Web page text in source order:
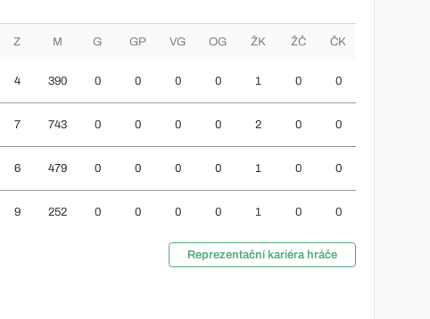
Z M G GP VG OG ŽK ŽČ ČK
4 390 0 0 0 0 1 0 0
7 743 0 0 0 0 2 0 0
6 479 0 0 0 0 1 0 0
9 252 0 0 0 0 1 0 0
Reprezentační kariéra hráče